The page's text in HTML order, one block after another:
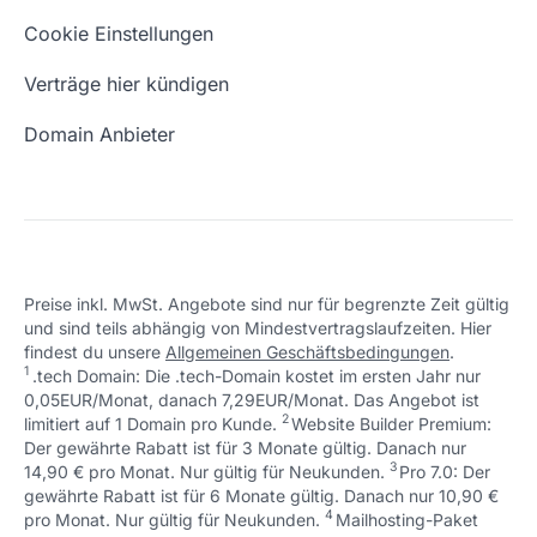
+49 (0) 451 / 70 99 70
support@checkdomain.de
Schön, dass ich dir helfen konnte.
Tut mir leid, du erreichst uns unter:
+49 (0) 451 / 70 99 70
support@checkdomain.de
Schön, dass ich dir helfen konnte.
Tut mir leid, du erreichst uns unter:
+49 (0) 451 / 70 99 70oder
support@checkdomain.de
Schön, dass ich dir helfen konnte.
Tut mir leid, du erreichst uns unter:
+49 (0) 451 / 70 99 70oder
support@checkdomain.de
Schön, dass ich dir helfen konnte.
Tut mir leid, du erreichst uns unter:
+49 (0) 451 / 70 99 70oder
support@checkdomain.de
Cookie Einstellungen
Verträge hier kündigen
Domain Anbieter
Preise inkl. MwSt. Angebote sind nur für begrenzte Zeit gültig
und sind teils abhängig von Mindestvertragslaufzeiten. Hier
findest du unsere Allgemeinen Geschäftsbedingungen.
1 .tech Domain: Die .tech-Domain kostet im ersten Jahr nur
0,05EUR/Monat, danach 7,29EUR/Monat. Das Angebot ist
limitiert auf 1 Domain pro Kunde. ↩ 1
2 Website Builder Premium:
Der gewährte Rabatt ist für 3 Monate gültig. Danach nur
14,90 € pro Monat. Nur gültig für Neukunden. ↩ 1
3 Pro 7.0: Der
gewährte Rabatt ist für 6 Monate gültig. Danach nur 10,90 €
pro Monat. Nur gültig für Neukunden. ↩ 1
4 Mailhosting-Paket